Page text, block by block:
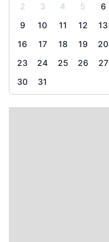
2
3 4 5 6
9
10 11 12 13
16
17 18 19 20
23
24 25 26 27
30
31